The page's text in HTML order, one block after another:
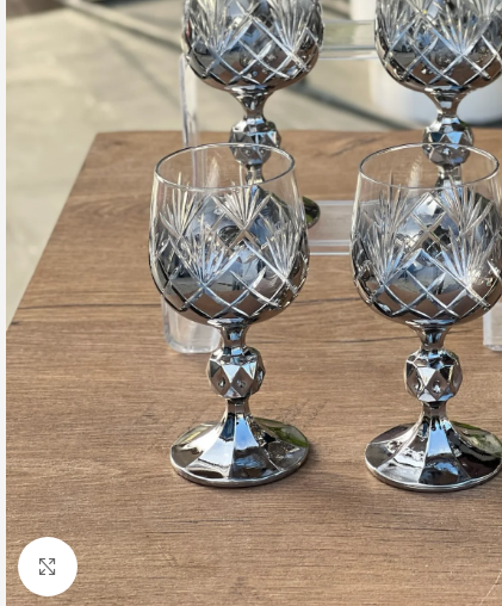
Büyütmek için tıklayın